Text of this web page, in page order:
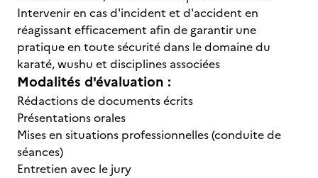
Intervenir en cas d'incident et d'accident en
réagissant efficacement afin de garantir une
pratique en toute sécurité dans le domaine du
karaté, wushu et disciplines associées
Modalités d'évaluation :
Rédactions de documents écrits
Présentations orales
Mises en situations professionnelles (conduite de
séances)
Entretien avec le jury